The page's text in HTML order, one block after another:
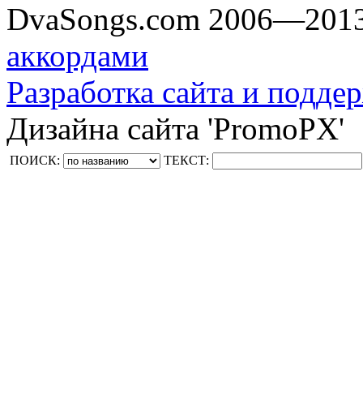
DvaSongs.com
аккордами
Разработка сайта и
Дизайна сайта 'PromoPX'
ПОИСК: ТЕКСТ: